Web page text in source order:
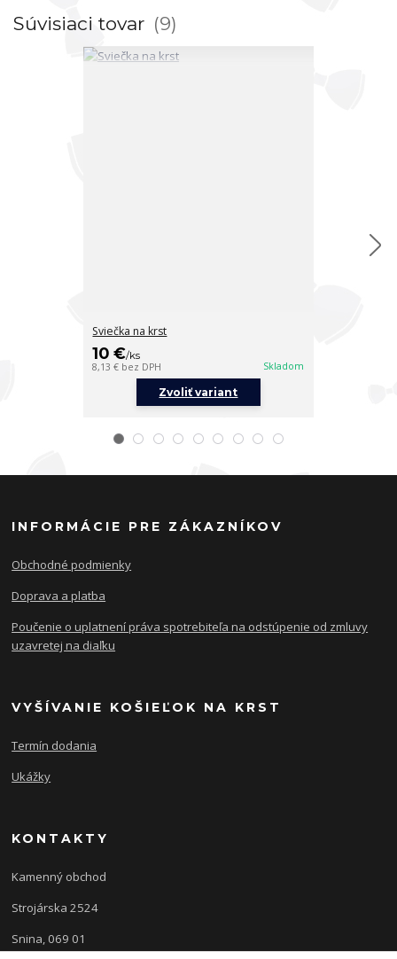
Súvisiaci tovar 9
Sviečka na krst
10 €/ks
8,13 € bez DPH Skladom
Zvoliť variant
INFORMÁCIE PRE ZÁKAZNÍKOV
Obchodné podmienky
Doprava a platba
Poučenie o uplatnení práva spotrebiteľa na odstúpenie od zmluvy
uzavretej na diaľku
VYŠÍVANIE KOŠIEĽOK NA KRST
Termín dodania
Ukážky
KONTAKTY
Kamenný obchod
Strojárska 2524
Snina, 069 01